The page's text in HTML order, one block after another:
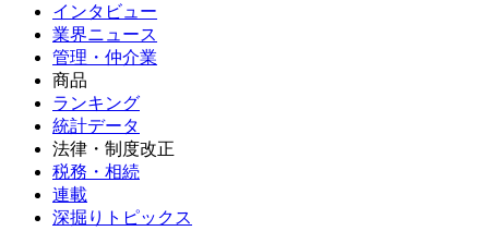
インタビュー
業界ニュース
管理・仲介業
商品
ランキング
統計データ
法律・制度改正
税務・相続
連載
深掘りトピックス